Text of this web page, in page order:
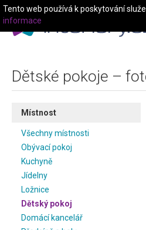
Dětské pokoje –
Místnost
Všechny místnosti
Obývací pokoj
Kuchyně
Jídelny
Ložnice
Dětský pokoj
Domácí kancelář
Tento web používá k poskytování
informace